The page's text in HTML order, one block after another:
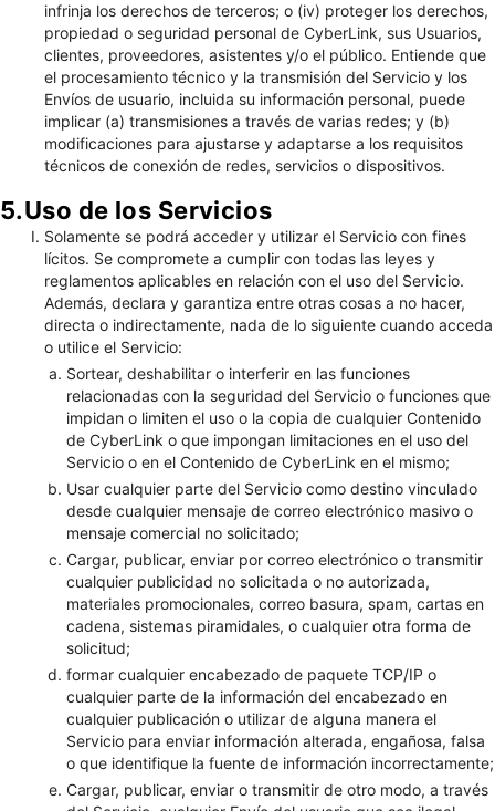
infrinja los derechos de terceros; o (iv) proteger los derechos,
propiedad o seguridad personal de CyberLink, sus Usuarios,
clientes, proveedores, asistentes y/o el público. Entiende que
el procesamiento técnico y la transmisión del Servicio y los
Envíos de usuario, incluida su información personal, puede
implicar (a) transmisiones a través de varias redes; y (b)
modificaciones para ajustarse y adaptarse a los requisitos
técnicos de conexión de redes, servicios o dispositivos.
5.Uso de los Servicios
Solamente se podrá acceder y utilizar el Servicio con fines
lícitos. Se compromete a cumplir con todas las leyes y
reglamentos aplicables en relación con el uso del Servicio.
Además, declara y garantiza entre otras cosas a no hacer,
directa o indirectamente, nada de lo siguiente cuando acceda
o utilice el Servicio:
Sortear, deshabilitar o interferir en las funciones
relacionadas con la seguridad del Servicio o funciones que
impidan o limiten el uso o la copia de cualquier Contenido
de CyberLink o que impongan limitaciones en el uso del
Servicio o en el Contenido de CyberLink en el mismo;
Usar cualquier parte del Servicio como destino vinculado
desde cualquier mensaje de correo electrónico masivo o
mensaje comercial no solicitado;
Cargar, publicar, enviar por correo electrónico o transmitir
cualquier publicidad no solicitada o no autorizada,
materiales promocionales, correo basura, spam, cartas en
cadena, sistemas piramidales, o cualquier otra forma de
solicitud;
formar cualquier encabezado de paquete TCP/IP o
cualquier parte de la información del encabezado en
cualquier publicación o utilizar de alguna manera el
Servicio para enviar información alterada, engañosa, falsa
o que identifique la fuente de información incorrectamente;
Cargar, publicar, enviar o transmitir de otro modo, a través